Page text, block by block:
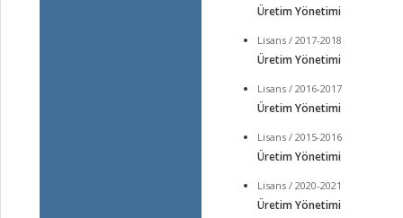
Üretim Yönetimi
Lisans / 2017-2018
Üretim Yönetimi
Lisans / 2016-2017
Üretim Yönetimi
Lisans / 2015-2016
Üretim Yönetimi
Lisans / 2020-2021
Üretim Yönetimi